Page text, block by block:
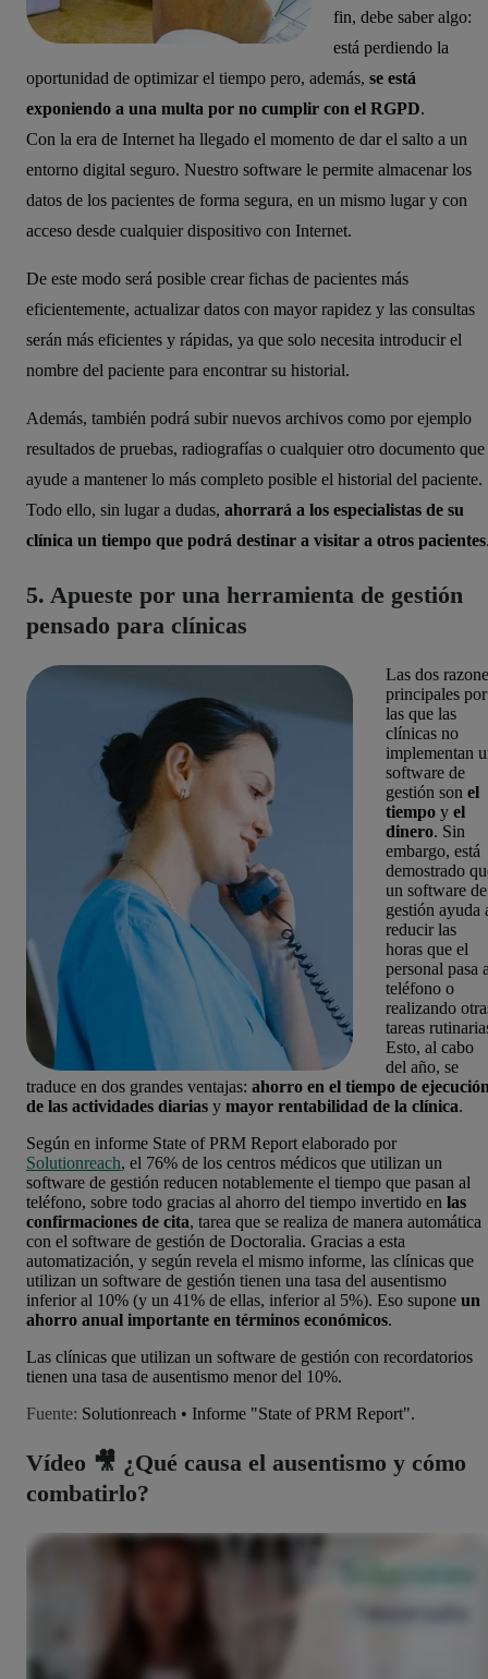
fin, debe saber algo:
está perdiendo la
oportunidad de optimizar el tiempo pero, además, se está
exponiendo a una multa por no cumplir con el RGPD.
Con la era de Internet ha llegado el momento de dar el salto a un
entorno digital seguro. Nuestro software le permite almacenar los
datos de los pacientes de forma segura, en un mismo lugar y con
acceso desde cualquier dispositivo con Internet.
De este modo será posible crear fichas de pacientes más
eficientemente, actualizar datos con mayor rapidez y las consultas
serán más eficientes y rápidas, ya que solo necesita introducir el
nombre del paciente para encontrar su historial.
Además, también podrá subir nuevos archivos como por ejemplo
resultados de pruebas, radiografías o cualquier otro documento que
ayude a mantener lo más completo posible el historial del paciente.
Todo ello, sin lugar a dudas, ahorrará a los especialistas de su
clínica un tiempo que podrá destinar a visitar a otros pacientes
5. Apueste por una herramienta de gestión
pensado para clínicas
Las dos
principales por
las que las
clínicas no
implementan
software de
gestión son el
tiempo y el
dinero. Sin
embargo, está
demostrado
un software de
gestión ayuda
reducir las
horas que el
personal pasa
teléfono o
realizando
tareas
Esto, al cabo
del año, se
traduce en dos grandes ventajas: ahorro en el tiempo de
de las actividades diarias y mayor rentabilidad de la clínica.
Según en informe State of PRM Report elaborado por
Solutionreach, el 76% de los centros médicos que utilizan un
software de gestión reducen notablemente el tiempo que pasan al
teléfono, sobre todo gracias al ahorro del tiempo invertido en las
confirmaciones de cita, tarea que se realiza de manera automática
con el software de gestión de Doctoralia. Gracias a esta
automatización, y según revela el mismo informe, las clínicas que
utilizan un software de gestión tienen una tasa del ausentismo
inferior al 10% (y un 41% de ellas, inferior al 5%). Eso supone un
ahorro anual importante en términos económicos.
Las clínicas que utilizan un software de gestión con recordatorios
tienen una tasa de ausentismo menor del 10%.
Fuente: Solutionreach • Informe "State of PRM Report".
Vídeo 🎥 ¿Qué causa el ausentismo y cómo
combatirlo?